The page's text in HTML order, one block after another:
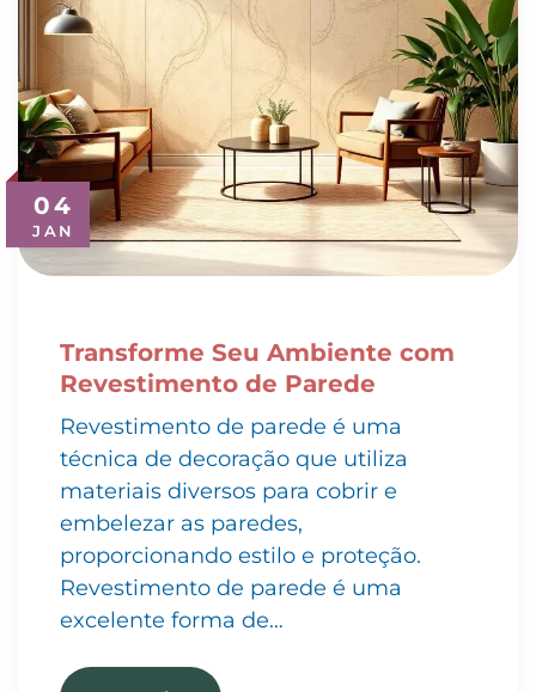
04
JAN
Transforme Seu Ambiente com
Revestimento de Parede
Revestimento de parede é uma
técnica de decoração que utiliza
materiais diversos para cobrir e
embelezar as paredes,
proporcionando estilo e proteção.
Revestimento de parede é uma
excelente forma de…